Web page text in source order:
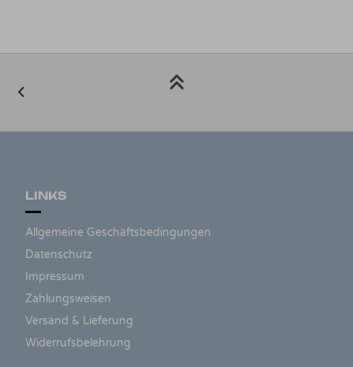
LINKS
Allgemeine Geschäftsbedingungen
Datenschutz
Impressum
Zahlungsweisen
Versand & Lieferung
Widerrufsbelehrung